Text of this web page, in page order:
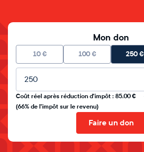
Mon don
10 € 100 € 250€
Montant libre
Coût réel après réduction d'impôt : 85.00 €
(66% de l'impôt sur le revenu)
Faire un don